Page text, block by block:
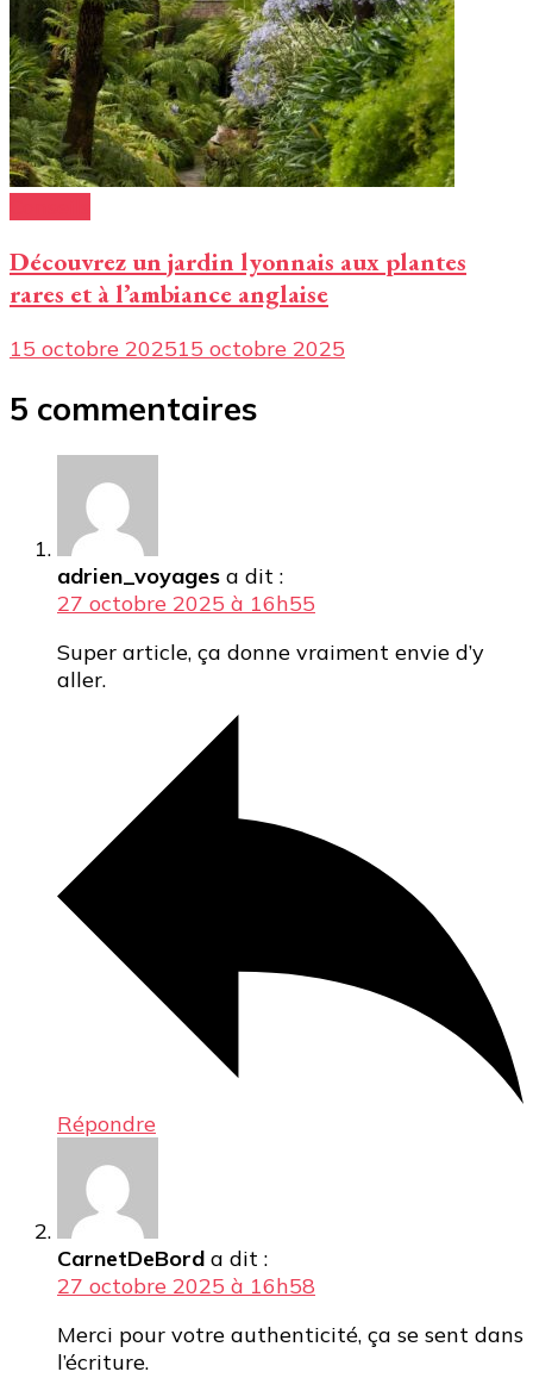
Découvrez un jardin lyonnais aux plantes
rares et à l’ambiance anglaise
15 octobre 202515 octobre 2025
5 commentaires
adrien_voyages a dit :
27 octobre 2025 à 16h55
Super article, ça donne vraiment envie d’y
aller.
Répondre
CarnetDeBord a dit :
27 octobre 2025 à 16h58
Merci pour votre authenticité, ça se sent dans
l’écriture.